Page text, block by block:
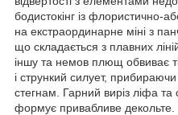
бодистокінг із флористично-
на екстраординарне міні з
що складається з плавних
іншу та немов плющ обвиває
і стрункий силует,
стегнам. Гарний виріз ліфа та
формує привабливе декольте.